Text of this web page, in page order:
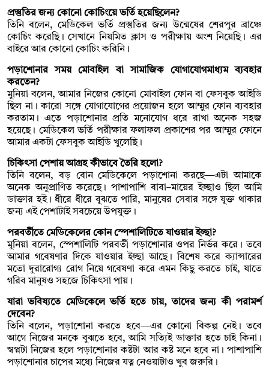
প্রস্তুতির জন্য কোনো কোচিংয়ে ভর্তি হয়েছিলেন?
তিনি বলেন, মেডিকেল ভর্তি প্রস্তুতির জন্য উন্মেষের শেরপুর ব্রাঞ্চে
কোচিং করেছি। সেখানে নিয়মিত ক্লাস ও পরীক্ষায় অংশ নিয়েছি। এর
বাইরে আর কোনো কোচিং করিনি।
পড়াশোনার সময় মোবাইল বা সামাজিক যোগাযোগমাধ্যম ব্যবহার
করতেন?
মুনিয়া বলেন, আমার নিজের কোনো মোবাইল ফোন বা ফেসবুক আইডি
ছিল না। কারো সঙ্গে যোগাযোগের প্রয়োজন হলে আম্মুর ফোন ব্যবহার
করতাম। এতে পড়াশোনার প্রতি মনোযোগ ধরে রাখা অনেক সহজ
হয়েছে। মেডিকেল ভর্তি পরীক্ষার ফলাফল প্রকাশের পর আম্মুর ফোনে
আমার একটা ফেসবুক আইডি খুলেছি।
চিকিৎসা পেশায় আগ্রহ কীভাবে তৈরি হলো?
তিনি বলেন, বড় বোন মেডিকেলে পড়াশোনা করছে—এটা আমাকে
অনেক অনুপ্রাণিত করেছে। পাশাপাশি বাবা–মায়ের ইচ্ছাও ছিল আমি
ডাক্তার হই। ধীরে ধীরে বুঝতে পারি, মানুষের সেবার সঙ্গে যুক্ত থাকার
জন্য এই পেশাটাই সবচেয়ে উপযুক্ত।
পরবর্তীতে মেডিকেলের কোন স্পেশালিটিতে যাওয়ার ইচ্ছা?
মুনিয়া বলেন, স্পেশালিটি পরবর্তী পড়াশোনার ওপর নির্ভর করে। তবে
আমার গবেষণার দিকে যাওয়ার ইচ্ছা আছে। বিশেষ করে ক্যান্সারের
মতো দুরারোগ্য রোগ নিয়ে গবেষণা করে এমন কিছু করতে চাই, যাতে
গরিব মানুষও সহজে চিকিৎসা পায়।
যারা ভবিষ্যতে মেডিকেলে ভর্তি হতে চায়, তাদের জন্য কী পরামর্শ
দেবেন?
তিনি বলেন, পড়াশোনা করতে হবে—এর কোনো বিকল্প নেই। তবে
আগে নিজের মনকে বুঝতে হবে, আমি সত্যিই ডাক্তার হতে চাই কিনা।
স্বপ্নটা নিজের হলে পড়াশোনার কষ্টটা আর কষ্ট মনে হবে না। পাশাপাশি
পড়াশোনার চাপের মধ্যে নিজের যত্ন নেওয়াটাও খুব জরুরি।